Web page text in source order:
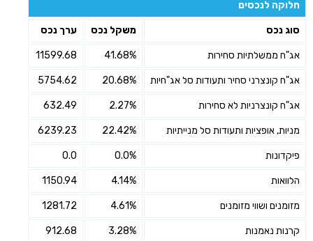
חלוקה לנכסים
סוג נכס משקל נכס ערך נכס
אג"ח ממשלתיות סחירות 41.68%
11599.68
אג"ח קונצרני סחיר ותעודות סל אג"חיות 20.68%
5754.62
אג"ח קונצרניות לא סחירות 2.27%
632.49
מניות, אופציות ותעודות סל מנייתיות 22.42%
6239.23
פיקדונות 0.0%
0.0
הלוואות 4.14%
1150.94
מזומנים ושווי מזומנים 4.61%
1281.72
קרנות נאמנות 3.28%
912.68